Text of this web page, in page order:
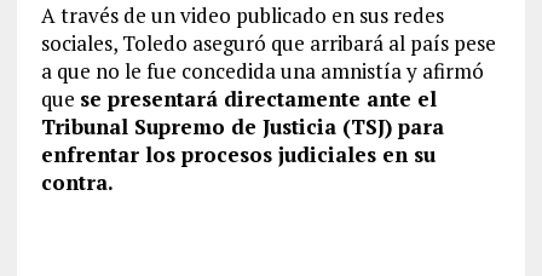
A través de un video publicado en sus redes
sociales, Toledo aseguró que arribará al país pese
a que no le fue concedida una amnistía y afirmó
que se presentará directamente ante el
Tribunal Supremo de Justicia (TSJ) para
enfrentar los procesos judiciales en su
contra.